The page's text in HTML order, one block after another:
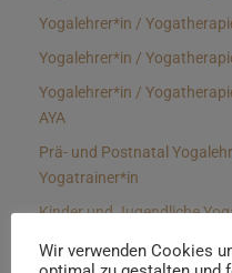
Yogalehrer*in /
Yogalehrer*in /
Yogalehrer*in /
AYA
Prä- und Postnatal
Yogatrainer*in
Kinder und Jugendliche
Wir verwenden Cookies